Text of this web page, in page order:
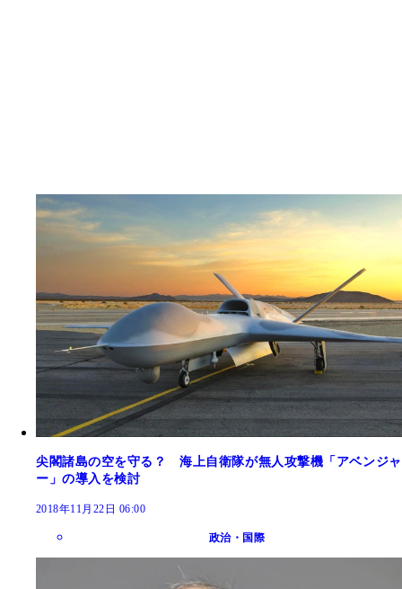
尖閣諸島の空を守る？ 海上自衛隊が無人攻撃機「アベンジャ
ー」の導入を検討
2018年11月22日 06:00
政治・国際